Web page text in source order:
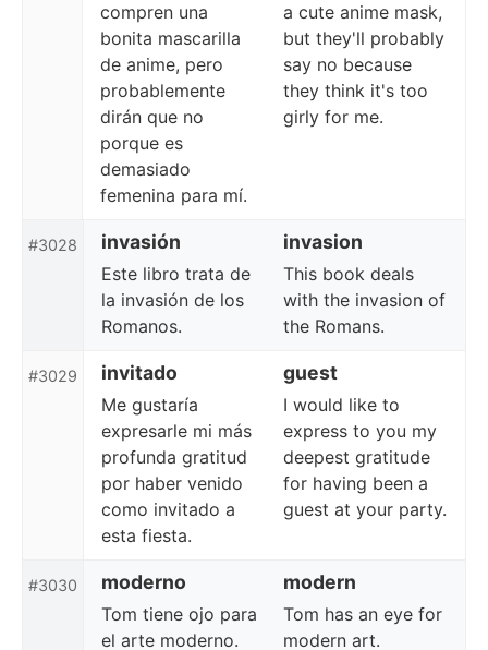
compren una
bonita mascarilla
de anime, pero
probablemente
dirán que no
porque es
demasiado
femenina para mí.
a cute anime mask,
but they'll probably
say no because
they think it's too
girly for me.
#3028 invasión invasion
Este libro trata de
la invasión de los
Romanos.
This book deals
with the invasion of
the Romans.
#3029 invitado guest
Me gustaría
expresarle mi más
profunda gratitud
por haber venido
como invitado a
esta fiesta.
I would like to
express to you my
deepest gratitude
for having been a
guest at your party.
#3030 moderno modern
Tom tiene ojo para
el arte moderno.
Tom has an eye for
modern art.